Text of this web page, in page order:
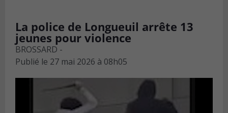
La police de Longueuil arrête 13
jeunes pour violence
BROSSARD -
Publié le 27 mai 2026 à 08h05